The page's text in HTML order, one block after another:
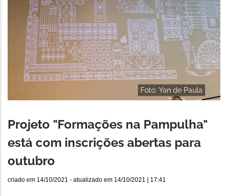
Foto: Yan de Paula
Projeto "Formações na Pampulha"
está com inscrições abertas para
outubro
criado em 14/10/2021 - atualizado em 14/10/2021 | 17:41